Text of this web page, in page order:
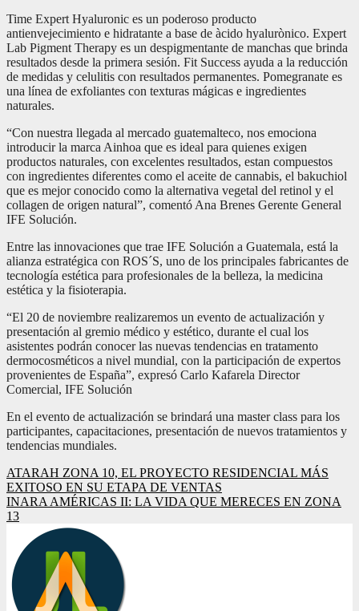
Time Expert Hyaluronic es un poderoso producto
antienvejecimiento e hidratante a base de àcido hyalurònico. Expert
Lab Pigment Therapy es un despigmentante de manchas que brinda
resultados desde la primera sesión. Fit Success ayuda a la reducción
de medidas y celulitis con resultados permanentes. Pomegranate es
una línea de exfoliantes con texturas mágicas e ingredientes
naturales.
“Con nuestra llegada al mercado guatemalteco, nos emociona
introducir la marca Ainhoa que es ideal para quienes exigen
productos naturales, con excelentes resultados, estan compuestos
con ingredientes diferentes como el aceite de cannabis, el bakuchiol
que es mejor conocido como la alternativa vegetal del retinol y el
collagen de origen natural”, comentó Ana Brenes Gerente General
IFE Solución.
Entre las innovaciones que trae IFE Solución a Guatemala, está la
alianza estratégica con ROS´S, uno de los principales fabricantes de
tecnología estética para profesionales de la belleza, la medicina
estética y la fisioterapia.
“El 20 de noviembre realizaremos un evento de actualización y
presentación al gremio médico y estético, durante el cual los
asistentes podrán conocer las nuevas tendencias en tratamento
dermocosméticos a nivel mundial, con la participación de expertos
provenientes de España”, expresó Carlo Kafarela Director
Comercial, IFE Solución
En el evento de actualización se brindará una master class para los
participantes, capacitaciones, presentación de nuevos tratamientos y
tendencias mundiales.
Navegación
de
entradas
ATARAH ZONA 10, EL PROYECTO RESIDENCIAL MÁS
EXITOSO EN SU ETAPA DE VENTAS
INARA AMÉRICAS II: LA VIDA QUE MERECES EN ZONA
13